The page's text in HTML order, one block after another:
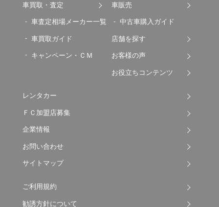
車買取・査定
車査定相場メーカー一覧
車買取ガイド
キャンペーン・ＣＭ
車販売
中古車購入ガイド
店舗を探す
お客様の声
お役立ちコンテンツ
レンタカー
ＦＣ加盟店募集
企業情報
お問い合わせ
サイトマップ
ご利用規約
勧誘方針について